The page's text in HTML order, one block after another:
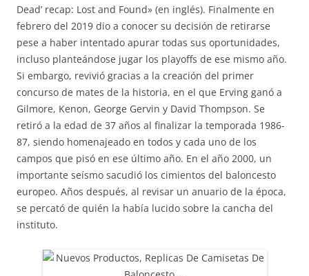
Dead’ recap: Lost and Found» (en inglés). Finalmente en
febrero del 2019 dio a conocer su decisión de retirarse
pese a haber intentado apurar todas sus oportunidades,
incluso planteándose jugar los playoffs de ese mismo año.
Si embargo, revivió gracias a la creación del primer
concurso de mates de la historia, en el que Erving ganó a
Gilmore, Kenon, George Gervin y David Thompson. Se
retiró a la edad de 37 años al finalizar la temporada 1986-
87, siendo homenajeado en todos y cada uno de los
campos que pisó en ese último año. En el año 2000, un
importante seísmo sacudió los cimientos del baloncesto
europeo. Años después, al revisar un anuario de la época,
se percató de quién la había lucido sobre la cancha del
instituto.